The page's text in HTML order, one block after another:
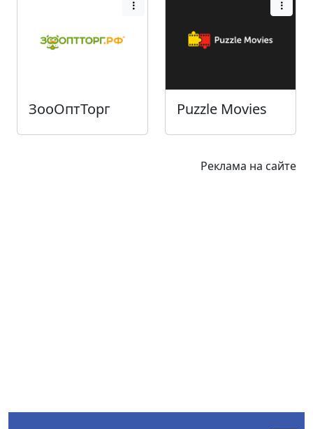
ЗооОптТорг Puzzle Movies
Реклама на сайте